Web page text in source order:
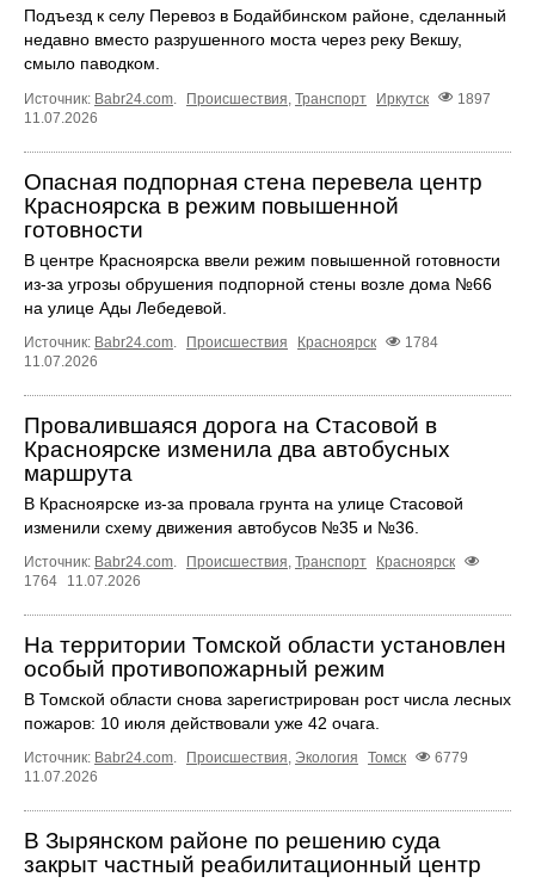
Подъезд к селу Перевоз в Бодайбинском районе, сделанный
недавно вместо разрушенного моста через реку Векшу,
смыло паводком.
Источник: Babr24.com Происшествия Транспорт Иркутск
1897
11.07.2026
Опасная подпорная стена перевела центр
Красноярска в режим повышенной
готовности
В центре Красноярска ввели режим повышенной готовности
из-за угрозы обрушения подпорной стены возле дома №66
на улице Ады Лебедевой.
Источник: Babr24.com Происшествия Красноярск
1784
11.07.2026
Провалившаяся дорога на Стасовой в
Красноярске изменила два автобусных
маршрута
В Красноярске из-за провала грунта на улице Стасовой
изменили схему движения автобусов №35 и №36.
Источник: Babr24.com Происшествия Транспорт
Красноярск
1764
11.07.2026
На территории Томской области установлен
особый противопожарный режим
В Томской области снова зарегистрирован рост числа лесных
пожаров: 10 июля действовали уже 42 очага.
Источник: Babr24.com. Происшествия, Экология Томск
6779
11.07.2026
В Зырянском районе по решению суда
закрыт частный реабилитационный центр